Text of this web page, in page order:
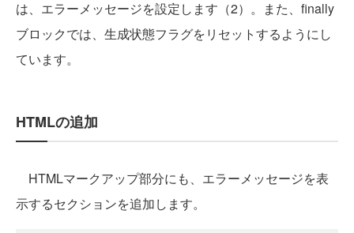
は、エラーメッセージを設定します（2）。また、finally
ブロックでは、生成状態フラグをリセットするようにし
ています。
HTMLの追加
HTMLマークアップ部分にも、エラーメッセージを表
示するセクションを追加します。